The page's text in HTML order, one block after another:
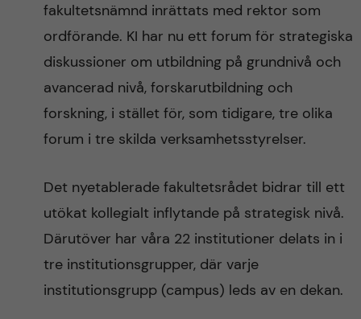
fakultetsnämnd inrättats med rektor som
ordförande. KI har nu ett forum för strategiska
diskussioner om utbildning på grundnivå och
avancerad nivå, forskarutbildning och
forskning, i stället för, som tidigare, tre olika
forum i tre skilda verksamhetsstyrelser.
Det nyetablerade fakultetsrådet bidrar till ett
utökat kollegialt inflytande på strategisk nivå.
Därutöver har våra 22 institutioner delats in i
tre institutionsgrupper, där varje
institutionsgrupp (campus) leds av en dekan.